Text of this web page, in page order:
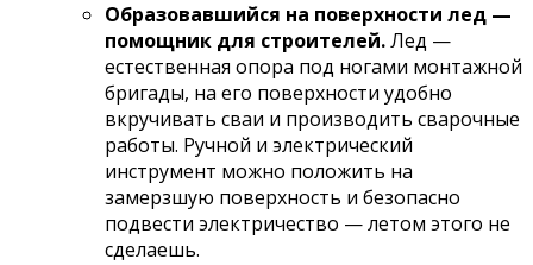
Образовавшийся на поверхности лед —
помощник для строителей.Лед —
естественная опора под ногами монтажной
бригады, на его поверхности удобно
вкручивать сваи и производить сварочные
работы. Ручной и электрический
инструмент можно положить на
замерзшую поверхность и безопасно
подвести электричество — летом этого не
сделаешь.